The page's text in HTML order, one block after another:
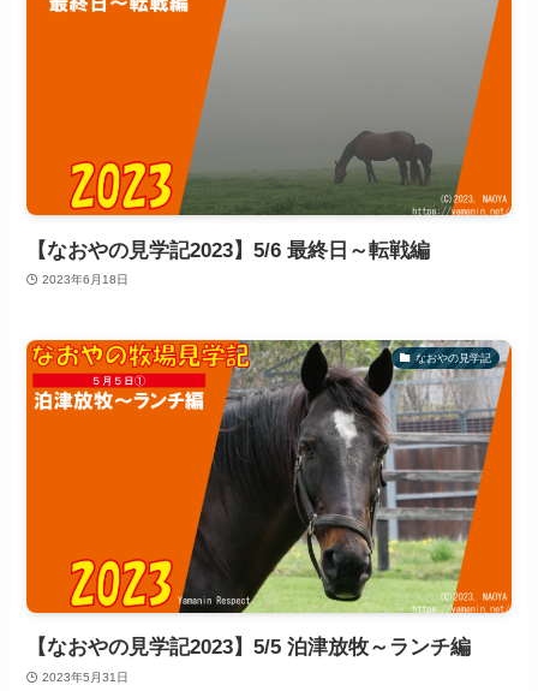
【なおやの見学記2023】5/6 最終日～転戦編
2023年6月18日
なおやの見学記
【なおやの見学記2023】5/5 泊津放牧～ランチ編
2023年5月31日